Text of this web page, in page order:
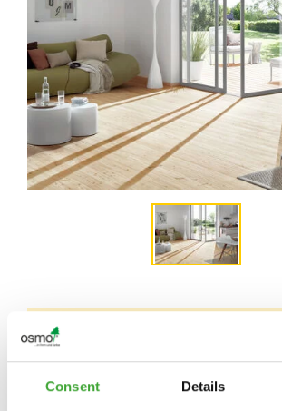
Consent Details
NEEM VOOR LANDSPECIFIEKE
CONTACT OP MET DE
VAKHANDELAAR BIJ U IN DE